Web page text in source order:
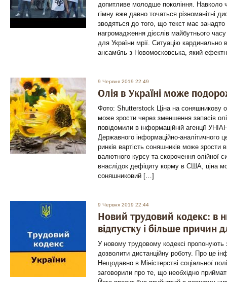
допитливе молодше покоління. Навколо
гімну вже давно точаться різноманітні
зводяться до того, що текст має
нагромадження дієслів майбутнього
для України мрії. Ситуацію кардинально
ансамбль з Новомосковська, який
9 Червня 2019 22:49
Олія в Україні може
Фото: Shutterstock Ціна на соняшникову
може зрости через зменшення запасів
повідомили в інформаційній агенції
Державного інформаційно-аналітичного
ринків вартість соняшників може зрости
валютного курсу та скорочення олійної
внаслідок дефіциту корму в США, ціна
соняшниковий […]
9 Червня 2019 22:44
Новий трудовий кодекс: в
відпустку і більше причин
У новому трудовому кодексі пропонують
дозволити дистанційну роботу. Про це
Нещодавно в Міністерстві соціальної
заговорили про те, що необхідно